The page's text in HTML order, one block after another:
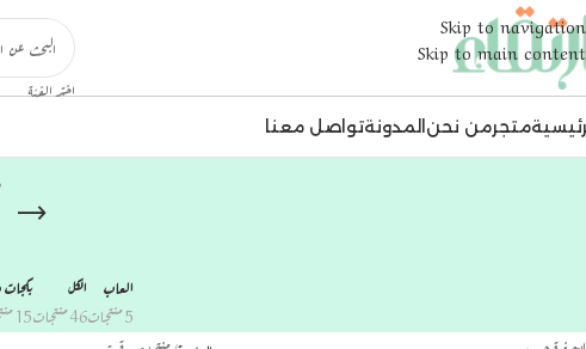
Skip to navigation
Skip to main content
اختر الفئة
متجرمن نحن المدونةتواصل معنا
العاب
5 منتجات
الكل
46 منتجات
15 منتجات